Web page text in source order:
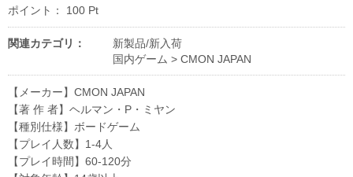
ポイント： 100 Pt
関連カテゴリ：
新製品/新入荷
国内ゲーム > CMON JAPAN
【メーカー】CMON JAPAN
【著 作 者】ヘルマン・P・ミヤン
【種別仕様】ボードゲーム
【プレイ人数】1-4人
【プレイ時間】60-120分